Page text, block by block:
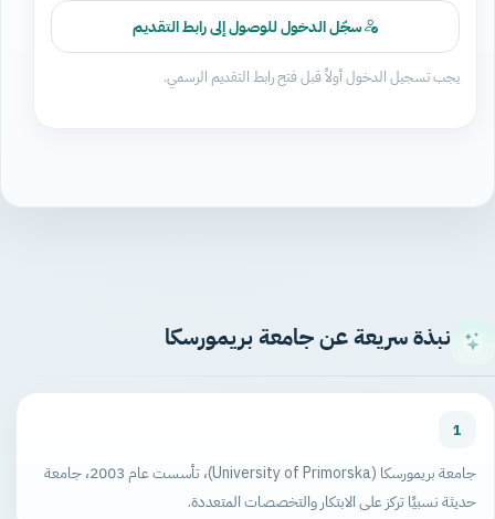
سجّل الدخول للوصول إلى رابط التقديم
يجب تسجيل الدخول أولاً قبل فتح رابط التقديم الرسمي.
نبذة سريعة عن جامعة بريمورسكا
1
جامعة بريمورسكا (University of Primorska)، تأسست عام 2003، جامعة
حديثة نسبيًا تركز على الابتكار والتخصصات المتعددة.